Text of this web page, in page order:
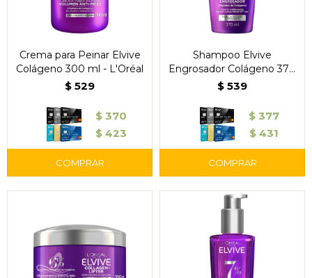
Crema para Peinar Elvive
Colágeno 300 ml - L'Oréal
$ 529
$ 370
$ 423
Shampoo Elvive
Engrosador Colágeno 370
ml - L'Oréal
$ 539
$ 377
$ 431